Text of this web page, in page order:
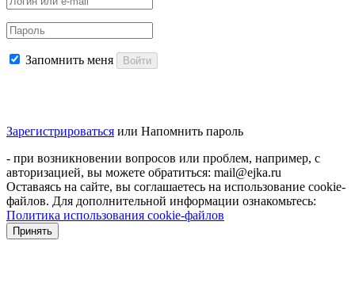
Запомнить меня Войти
Зарегистрироваться или Напомнить пароль
- при возникновении вопросов или проблем, например, с
авторизацией, вы можете обратиться: mail@ejka.ru
Оставаясь на сайте, вы соглашаетесь на использование cookie-
файлов. Для дополнительной информации ознакомьтесь:
Политика использования cookie-файлов
Принять